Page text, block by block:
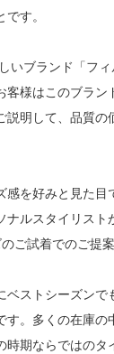
す。
いブランド「フ
客様はこのブラン
説明して、品質の
感を好みと見た目
ナルスタイリスト
ご試着でのご提案
ベストシーズンで
す。多くの在庫の
期ならではのタ